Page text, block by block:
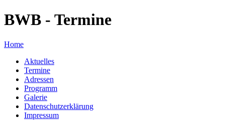
BWB - Termine
Home
Aktuelles
Termine
Adressen
Programm
Galerie
Datenschutzerklärung
Impressum